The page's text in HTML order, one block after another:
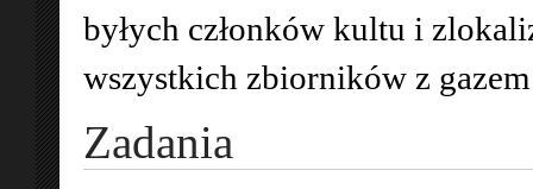
byłych członków kultu i
wszystkich zbiorników z
Zadania